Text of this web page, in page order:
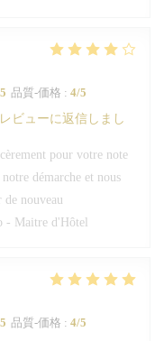
品質-価格 : 4/5
ビューに返信しまし
pour votre note
démarche et nous
nouveau
- Maitre d'Hôtel
品質-価格 : 4/5